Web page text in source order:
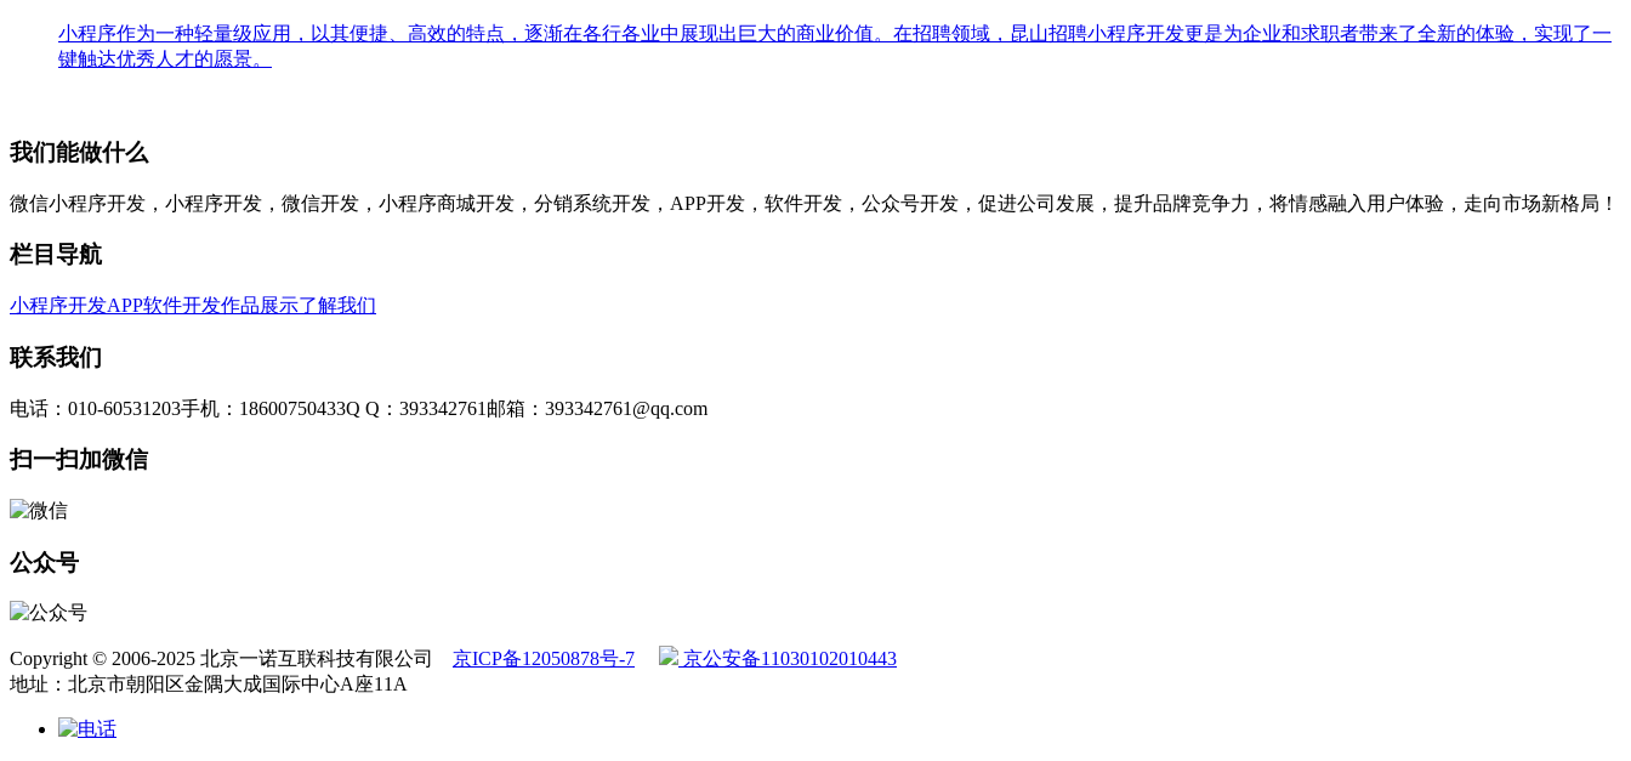
小程序作为一种轻量级应用，以其便捷、高效的特点，逐渐在各行各业中展现出巨大的商业价值。在招聘领域，昆山招聘小程序开发更是为企业和求职者带来了全新的体验，实现了一
键触达优秀人才的愿景。
我们能做什么
微信小程序开发，小程序开发，微信开发，小程序商城开发，分销系统开发，APP开发，软件开发，公众号开发，促进公司发展，提升品牌竞争力，将情感融入用户体验，走向市场新格局！
栏目导航
小程序开发APP软件开发作品展示了解我们
联系我们
电话：010-60531203手机：18600750433Q Q：393342761 邮箱：393342761@qq.com
扫一扫加微信
公众号
Copyright © 2006-2025 北京一诺互联科技有限公司 京ICP备12050878号-7
京公安备11030102010443
地址：北京市朝阳区金隅大成国际中心A座11A